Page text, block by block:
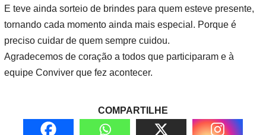
E teve ainda sorteio de brindes para quem esteve presente,
tornando cada momento ainda mais especial. Porque é
preciso cuidar de quem sempre cuidou.
Agradecemos de coração a todos que participaram e à
equipe Conviver que fez acontecer.
COMPARTILHE